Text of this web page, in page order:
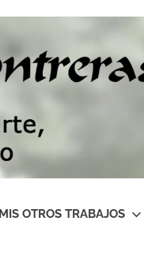
MIS OTROS TRABAJOS